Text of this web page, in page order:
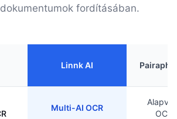
fordításában.
Linnk AI
Multi-AI OCR
OCR